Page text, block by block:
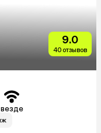
9.0
40 отзывов
везде